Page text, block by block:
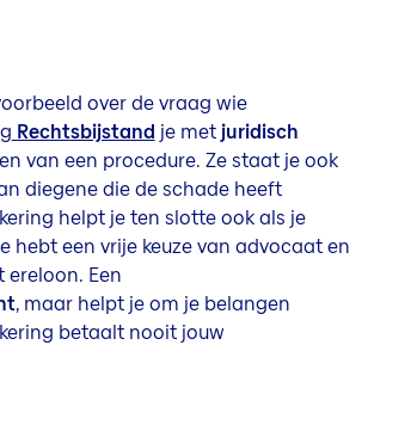
over de vraag wie
Rechtsbijstand je met juridisch
van een procedure. Ze staat je ook
diegene die de schade heeft
helpt je ten slotte ook als je
hebt een vrije keuze van advocaat en
Een
, maar helpt je om je belangen
betaalt nooit jouw